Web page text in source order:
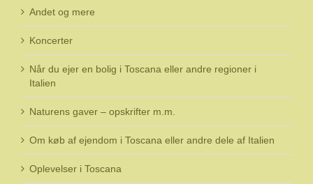
Andet og mere
Koncerter
Når du ejer en bolig i Toscana eller andre regioner i
Italien
Naturens gaver – opskrifter m.m.
Om køb af ejendom i Toscana eller andre dele af Italien
Oplevelser i Toscana